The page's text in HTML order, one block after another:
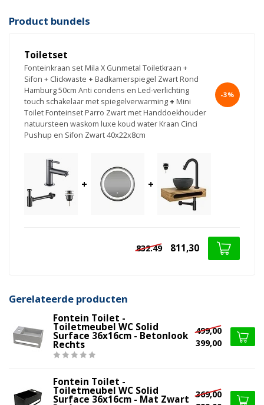
Product bundels
Toiletset
Fonteinkraan set Mila X Gunmetal Toiletkraan +
Sifon + Clickwaste + Badkamerspiegel Zwart Rond
Hamburg 50cm Anti condens en Led-verlichting
touch schakelaar met spiegelverwarming + Mini
Toilet Fonteinset Parro Zwart met Handdoekhouder
natuursteen waskom luxe koud water Kraan Cinci
Pushup en Sifon Zwart 40x22x8cm
-3%
+ +
832.49 811,30
Gerelateerde producten
Fontein Toilet -
Toiletmeubel WC Solid
Surface 36x16cm - Betonlook
Rechts
499,00
399,00
Fontein Toilet -
Toiletmeubel WC Solid
Surface 36x16cm - Mat Zwart
369,00